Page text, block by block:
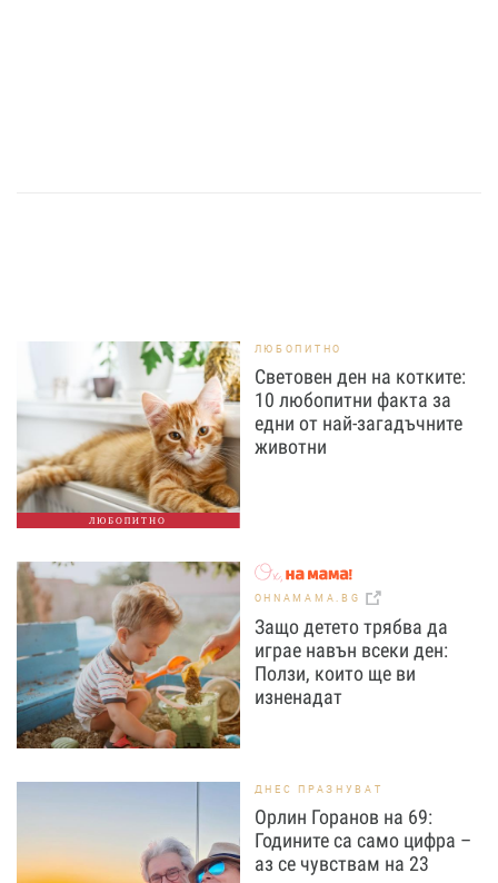
ЛЮБОПИТНО
ЛЮБОПИТНО
Световен ден на котките:
10 любопитни факта за
едни от най-загадъчните
животни
OHNAMAMA.BG
Защо детето трябва да
играе навън всеки ден:
Ползи, които ще ви
изненадат
ДНЕС ПРАЗНУВАТ
Орлин Горанов на 69:
Годините са само цифра –
аз се чувствам на 23